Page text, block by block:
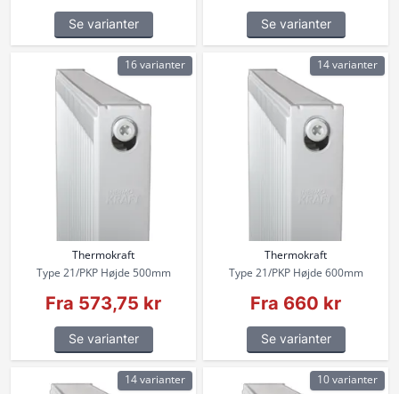
Se varianter Se varianter
Thermokraft
Type 21/PKP Højde 500mm
Fra 573,75 kr
Se varianter
16 varianter
Thermokraft
Type 21/PKP Højde 600mm
Fra 660 kr
Se varianter
14 varianter
14 varianter 10 varianter